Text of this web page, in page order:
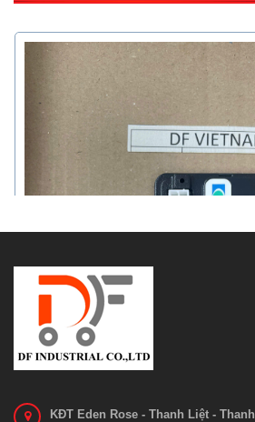
KĐT Eden Rose - Thanh Liệt -